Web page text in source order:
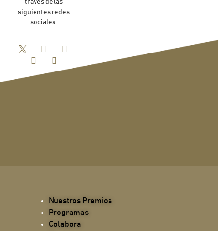
través de las
siguientes redes
sociales:
Nuestros Premios
Programas
Colabora